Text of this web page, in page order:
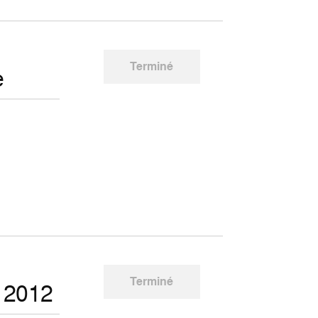
Terminé
Terminé